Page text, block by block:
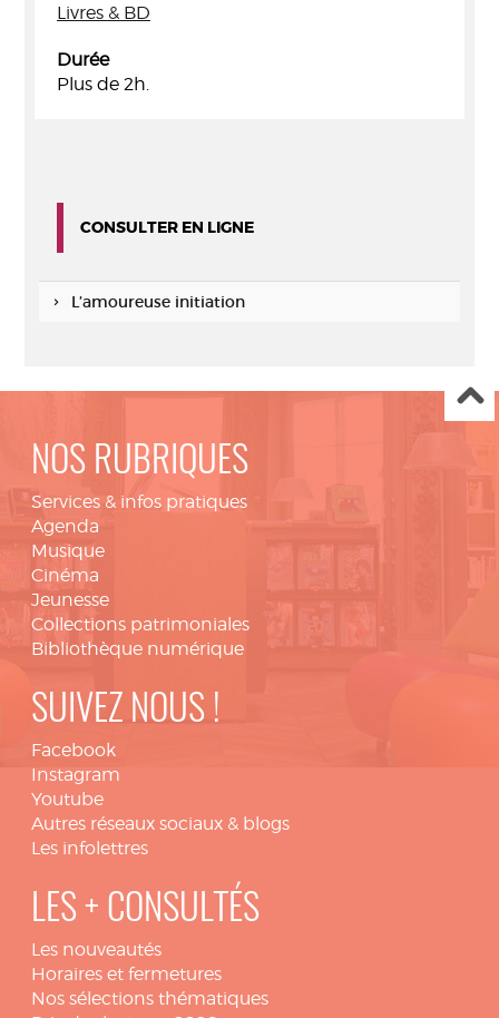
Livres & BD
Durée
Plus de 2h.
CONSULTER EN LIGNE
L’amoureuse initiation
NOS RUBRIQUES
Services & infos pratiques
Agenda
Musique
Cinéma
Jeunesse
Collections patrimoniales
Bibliothèque numérique
SUIVEZ NOUS !
Facebook
Instagram
Youtube
Autres réseaux sociaux & blogs
Les infolettres
LES + CONSULTÉS
Les nouveautés
Horaires et fermetures
Nos sélections thématiques